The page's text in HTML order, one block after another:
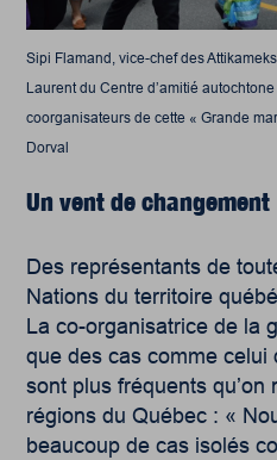
Sipi Flamand, vice-chef des
Laurent du Centre d’amitié
coorganisateurs de cette « Grande
Dorval
Un vent de changement
Des représentants de
Nations du territoire
La co-organisatrice de la
que des cas comme celui
sont plus fréquents qu’on
régions du Québec : «
beaucoup de cas isolés